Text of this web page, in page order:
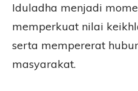
Iduladha menjadi
memperkuat nilai
serta mempererat
masyarakat.